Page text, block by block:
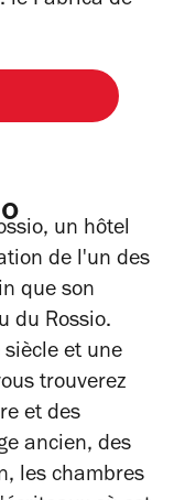
un hôtel
de l'un des
que son
du Rossio.
et une
trouverez
et des
ancien, des
les chambres